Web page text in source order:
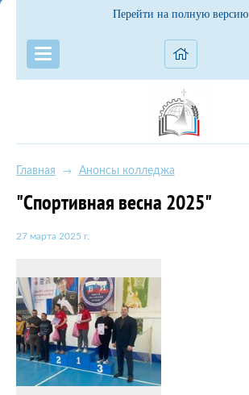
Перейти на полную версию
Главная → Анонсы колледжа
"Спортивная весна 2025"
27 марта 2025 г.